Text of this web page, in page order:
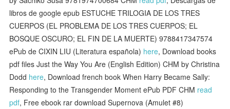
libros de google epub ESTUCHE TRILOGIA DE LOS TRES
CUERPOS (EL PROBLEMA DE LOS TRES CUERPOS; EL
BOSQUE OSCURO; EL FIN DE LA MUERTE) 9788417347574
ePub de CIXIN LIU (Literatura española) here, Download books
pdf files Just the Way You Are (English Edition) CHM by Christina
Dodd here, Download french book When Harry Became Sally:
Responding to the Transgender Moment ePub PDF CHM read
pdf, Free ebook rar download Supernova (Amulet #8)